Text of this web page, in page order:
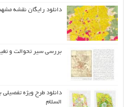
دانلود رایگان نقشه مشهد
بررسی سیر تحوالت و
دانلود طرح ويژه تفصيلي
السلام